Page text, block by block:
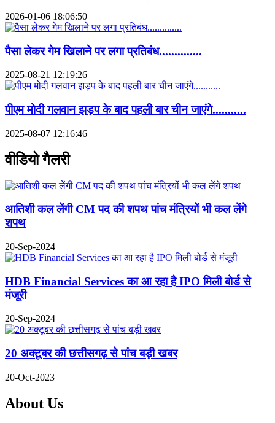
2026-01-06 18:06:50
पैसा लेकर गेम खिलाने पर लगा प्रतिबंध..............
2025-08-21 12:19:26
पीएम मोदी गलवान झड़प के बाद पहली बार चीन जाएंगे...........
2025-08-07 12:16:46
वीडियो गैलरी
आतिशी कल लेंगी CM पद की शपथ पांच मंत्रियों भी कल लेंगे
शपथ
20-Sep-2024
HDB Financial Services का आ रहा है IPO मिली बोर्ड से
मंजूरी
20-Sep-2024
20 अक्टूबर की छत्तीसगढ़ से पांच बड़ी खबर
20-Oct-2023
About Us